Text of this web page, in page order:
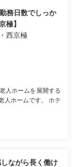
務日数でしっか
極】
西京極
人ホームを展開する
人ホームです。 ホテ
ながら長く働け